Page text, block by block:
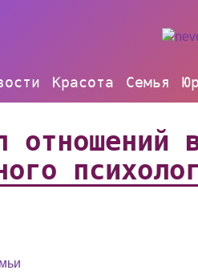
Красота Семья
отношений